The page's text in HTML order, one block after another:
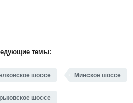
темы:
шоссе Минское шоссе
шоссе